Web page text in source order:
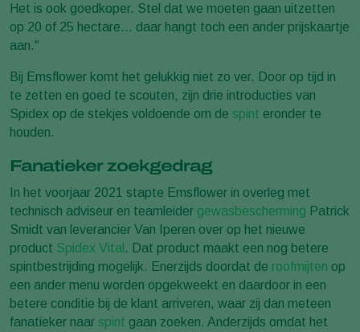
Het is ook goedkoper. Stel dat we moeten gaan uitzetten
op 20 of 25 hectare... daar hangt toch een ander prijskaartje
aan."
Bij Emsflower komt het gelukkig niet zo ver. Door op tijd in
te zetten en goed te scouten, zijn drie introducties van
Spidex op de stekjes voldoende om de spint eronder te
houden.
Fanatieker zoekgedrag
In het voorjaar 2021 stapte Emsflower in overleg met
technisch adviseur en teamleider gewasbescherming Patrick
Smidt van leverancier Van Iperen over op het nieuwe
product Spidex Vital . Dat product maakt een nog betere
spintbestrijding mogelijk. Enerzijds doordat de roofmijten op
een ander menu worden opgekweekt en daardoor in een
betere conditie bij de klant arriveren, waar zij dan meteen
fanatieker naar spint gaan zoeken. Anderzijds omdat het